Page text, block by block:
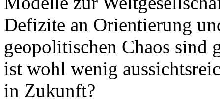
Defizite an Orientierung
geopolitischen Chaos sind
ist wohl wenig
in Zukunft?